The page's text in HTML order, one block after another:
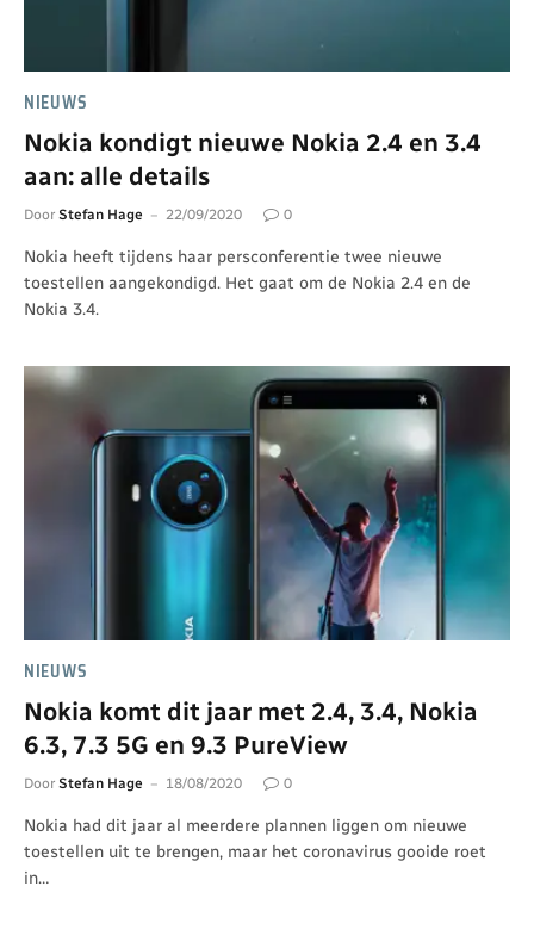
NIEUWS
Nokia kondigt nieuwe Nokia 2.4 en 3.4
aan: alle details
Door Stefan Hage 22/09/2020 0
Nokia heeft tijdens haar persconferentie twee nieuwe
toestellen aangekondigd. Het gaat om de Nokia 2.4 en de
Nokia 3.4.
NIEUWS
Nokia komt dit jaar met 2.4, 3.4, Nokia
6.3, 7.3 5G en 9.3 PureView
Door Stefan Hage 18/08/2020 0
Nokia had dit jaar al meerdere plannen liggen om nieuwe
toestellen uit te brengen, maar het coronavirus gooide roet
in…